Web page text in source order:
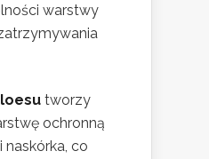
warstwy
tworzy
ochronną
naskórka, co